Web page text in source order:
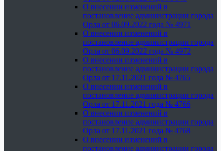
О внесении изменений в
постановление администрации города
Орла от 06.09.2022 года № 4971
О внесении изменений в
постановление администрации города
Орла от 06.09.2022 года № 4972
О внесении изменений в
постановление администрации города
Орла от 17.11.2021 года № 4765
О внесении изменений в
постановление администрации города
Орла от 17.11.2021 года № 4766
О внесении изменений в
постановление администрации города
Орла от 17.11.2021 года № 4768
О внесении изменений в
постановление администрации города